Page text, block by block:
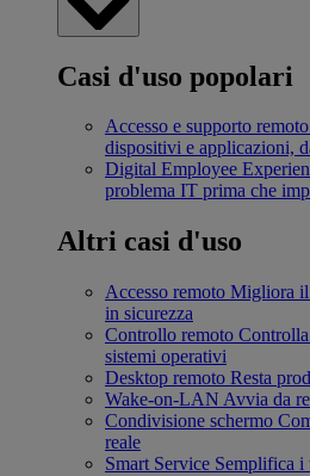
Casi d'uso popolari
Accesso e supporto remoto
dispositivi e applicazioni,
Digital Employee
problema IT prima che
Altri casi d'uso
Accesso remoto Migliora il
in sicurezza
Controllo remoto
sistemi operativi
Desktop remoto Resta
Wake-on-LAN Avvia da
Condivisione schermo
reale
Smart Service Semplifica i